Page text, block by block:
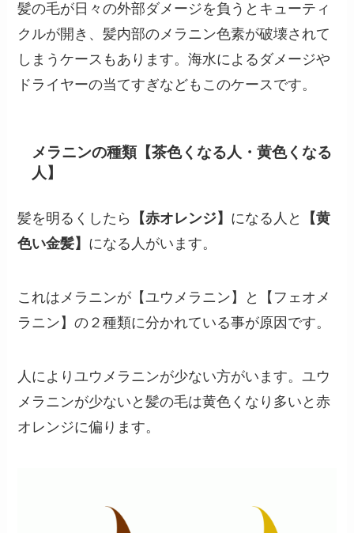
髪の毛が日々の外部ダメージを負うとキューティ
クルが開き、髪内部のメラニン色素が破壊されて
しまうケースもあります。海水によるダメージや
ドライヤーの当てすぎなどもこのケースです。
メラニンの種類【茶色くなる人・黄色くなる
人】
髪を明るくしたら 【赤オレンジ】 になる人と
【黄
色い金髪】 になる人がいます。
これはメラニンが【ユウメラニン】と【フェオメ
ラニン】の２種類に分かれている事が原因です。
人によりユウメラニンが少ない方がいます。ユウ
メラニンが少ないと髪の毛は黄色くなり多いと赤
オレンジに偏ります。